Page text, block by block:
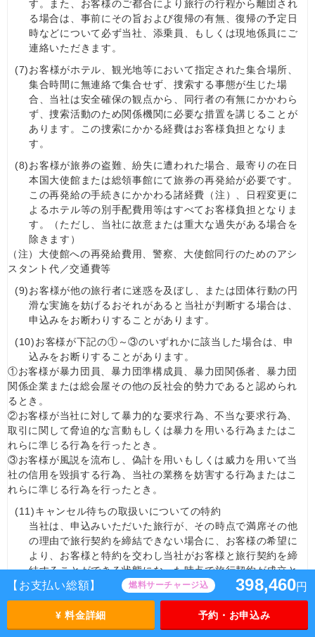
【お支払い総額】 燃料サーチャージ込 398,460円
¥ 料金詳細 予約・お申込み
す。また、お客様のご都合により旅行の行程から離団され
る場合は、事前にその旨および復帰の有無、復帰の予定日
時などについて必ず当社、添乗員、もしくは現地係員にご
連絡いただきます。
(7)お客様がホテル、観光地等において指定された集合場所、
集合時間に無連絡で集合せず、捜索する事態が生じた場
合、当社は安全確保の観点から、同行者の有無にかかわら
ず、捜索活動のため関係機関に必要な措置を講じることが
あります。この捜索にかかる経費はお客様負担となりま
す。
(8)お客様が旅券の盗難、紛失に遭われた場合、最寄りの在日
本国大使館または総領事館にて旅券の再発給が必要です。
この再発給の手続きにかかわる諸経費（注）、日程変更に
よるホテル等の別手配費用等はすべてお客様負担となりま
す。（ただし、当社に故意または重大な過失がある場合を
除きます）
（注）大使館への再発給費用、警察、大使館同行のためのアシ
スタント代／交通費等
(9)お客様が他の旅行者に迷惑を及ぼし、または団体行動の円
滑な実施を妨げるおそれがあると当社が判断する場合は、
申込みをお断わりすることがあります。
(10)お客様が下記の①～③のいずれかに該当した場合は、申
込みをお断りすることがあります。
①お客様が暴力団員、暴力団準構成員、暴力団関係者、暴力団
関係企業または総会屋その他の反社会的勢力であると認められ
るとき。
②お客様が当社に対して暴力的な要求行為、不当な要求行為、
取引に関して脅迫的な言動もしくは暴力を用いる行為またはこ
れらに準じる行為を行ったとき。
③お客様が風説を流布し、偽計を用いもしくは威力を用いて当
社の信用を毀損する行為、当社の業務を妨害する行為またはこ
れらに準じる行為を行ったとき。
(11)キャンセル待ちの取扱いについての特約
当社は、申込みいただいた旅行が、その時点で満席その他
の理由で旅行契約を締結できない場合に、お客様の希望に
より、お客様と特約を交わし当社がお客様と旅行契約を締
結することができる状態になった時点で旅行契約が成立と
なる取扱い（以下「キャンセル待ちの取扱い」といいま
す）をすることがあります。
①お客様がキャンセル待ちの取扱いを希望する場合、当社は、
お客様が当社からの回答をお待ちいただける期間について、確